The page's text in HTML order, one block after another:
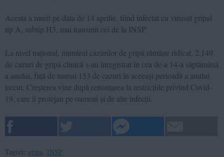
Acesta a murit pe data de 14 aprilie, fiind infectat cu virusul gripal
tip A, subtip H3, mai transmit cei de la INSP.
La nivel național, numărul cazurilor de gripă rămâne ridicat. 2.149
de cazuri de gripă clinică s-au înregistrat în cea de-a 14-a săptămână
a anului, față de numai 153 de cazuri în aceeași perioadă a anului
trecut. Creșterea vine după renunțarea la restricțiile privind Covid-
19, care îi protejau pe oameni și de alte infecții.
Taguri: gripa INSP